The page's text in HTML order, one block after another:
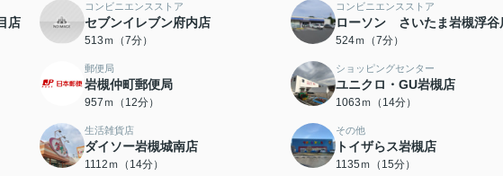
店
コンビニエンスストア
セブンイレブン府内店
513ｍ（7分）
コンビニエンスストア
ローソン さいたま岩槻浮谷
524ｍ（7分）
郵便局
岩槻仲町郵便局
957ｍ（12分）
ショッピングセンター
ユニクロ・GU岩槻店
1063ｍ（14分）
生活雑貨店
ダイソー岩槻城南店
1112ｍ（14分）
その他
トイザらス岩槻店
1135ｍ（15分）